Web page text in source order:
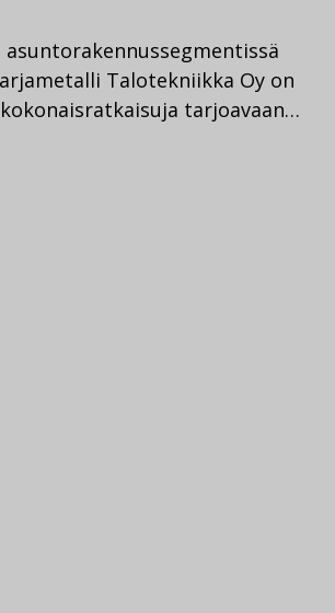
Talotekniikka Oy on
tarjoavaan…